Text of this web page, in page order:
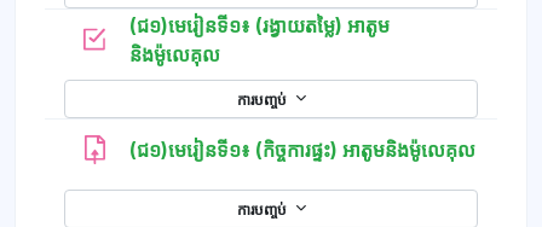
(ជ១)មេរៀនទី១៖ (រង្វាយតម្លៃ) អាតូម
និងម៉ូលេគុលកម្រងសំណួរ
ការបញ្ចប់
(ជ១)មេរៀនទី១៖ (កិច្ចការផ្ទះ) អាតូមនិងម៉ូលេគុល
ការបញ្ចប់